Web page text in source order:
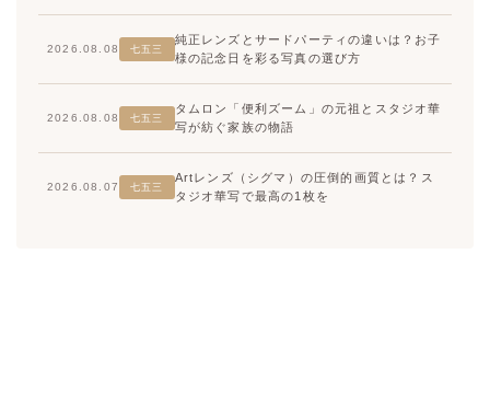
2026.08.08 七五三
純正レンズとサードパーティの違いは？お子
様の記念日を彩る写真の選び方
2026.08.08 七五三
タムロン「便利ズーム」の元祖とスタジオ華
写が紡ぐ家族の物語
2026.08.07 七五三
Artレンズ（シグマ）の圧倒的画質とは？ス
タジオ華写で最高の1枚を